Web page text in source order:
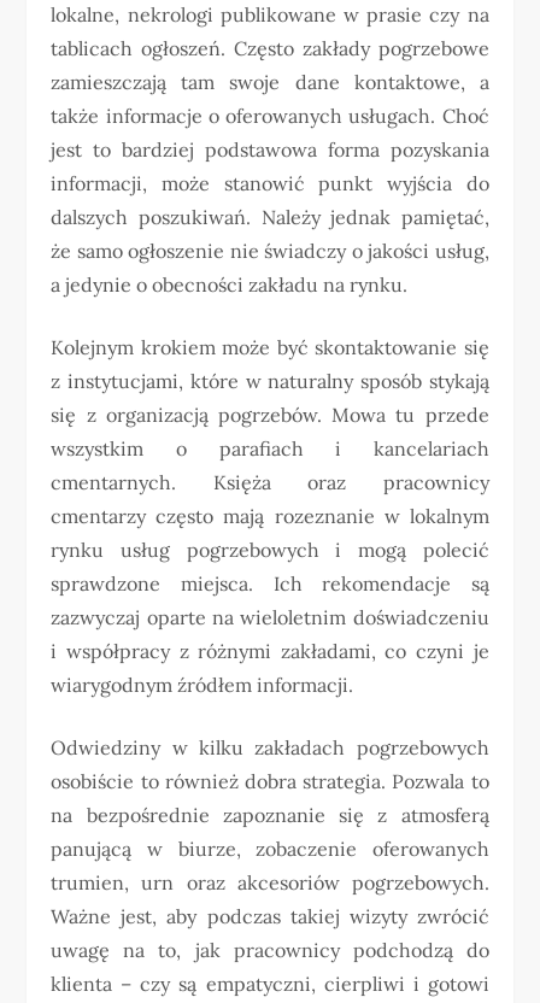
lokalne, nekrologi publikowane w prasie czy na
tablicach ogłoszeń. Często zakłady pogrzebowe
zamieszczają tam swoje dane kontaktowe, a
także informacje o oferowanych usługach. Choć
jest to bardziej podstawowa forma pozyskania
informacji, może stanowić punkt wyjścia do
dalszych poszukiwań. Należy jednak pamiętać,
że samo ogłoszenie nie świadczy o jakości usług,
a jedynie o obecności zakładu na rynku.
Kolejnym krokiem może być skontaktowanie się
z instytucjami, które w naturalny sposób stykają
się z organizacją pogrzebów. Mowa tu przede
wszystkim o parafiach i kancelariach
cmentarnych. Księża oraz pracownicy
cmentarzy często mają rozeznanie w lokalnym
rynku usług pogrzebowych i mogą polecić
sprawdzone miejsca. Ich rekomendacje są
zazwyczaj oparte na wieloletnim doświadczeniu
i współpracy z różnymi zakładami, co czyni je
wiarygodnym źródłem informacji.
Odwiedziny w kilku zakładach pogrzebowych
osobiście to również dobra strategia. Pozwala to
na bezpośrednie zapoznanie się z atmosferą
panującą w biurze, zobaczenie oferowanych
trumien, urn oraz akcesoriów pogrzebowych.
Ważne jest, aby podczas takiej wizyty zwrócić
uwagę na to, jak pracownicy podchodzą do
klienta – czy są empatyczni, cierpliwi i gotowi